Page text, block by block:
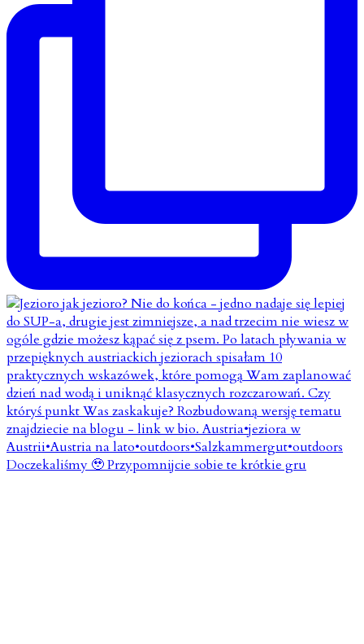
Doczekaliśmy 🥹 Przypomnijcie sobie te krótkie gru